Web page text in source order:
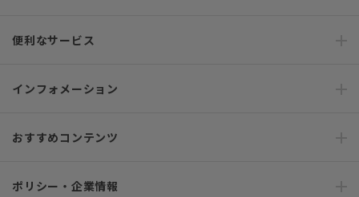
便利なサービス
インフォメーション
おすすめコンテンツ
ポリシー・企業情報